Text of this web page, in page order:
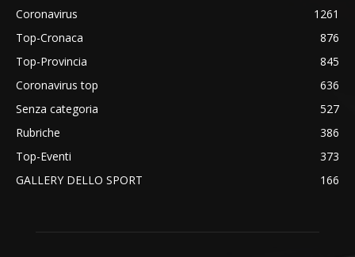
Coronavirus
1261
Top-Cronaca
876
Top-Provincia
845
Coronavirus top
636
Senza categoria
527
Rubriche
386
Top-Eventi
373
GALLERY DELLO SPORT
166